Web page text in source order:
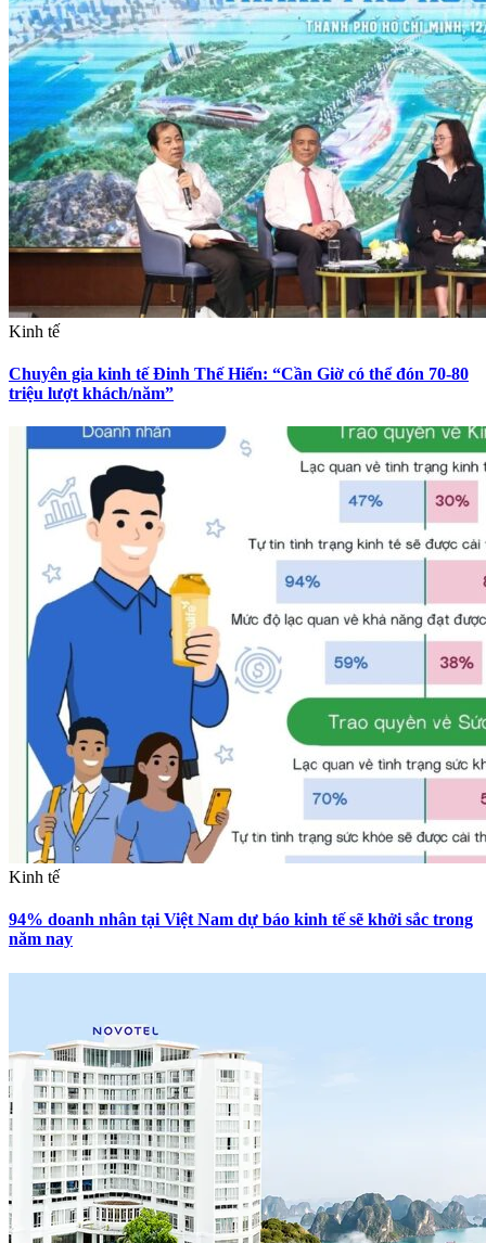
Kinh tế
Chuyên gia kinh tế Đinh Thế Hiển: “Cần Giờ có thể đón 70-80
triệu lượt khách/năm”
Kinh tế
94% doanh nhân tại Việt Nam dự báo kinh tế sẽ khởi sắc trong
năm nay